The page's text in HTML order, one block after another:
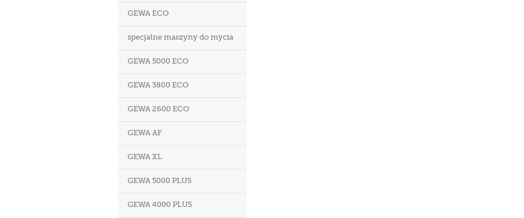
GEWA ECO
specjalne maszyny do mycia
GEWA 5000 ECO
GEWA 3800 ECO
GEWA 2600 ECO
GEWA AF
GEWA XL
GEWA 5000 PLUS
GEWA 4000 PLUS